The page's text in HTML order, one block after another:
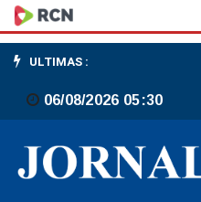
Promoção
'Mil
Metas'
sorteia
brindes
ULTIMAS :
06/08/2026 05:30